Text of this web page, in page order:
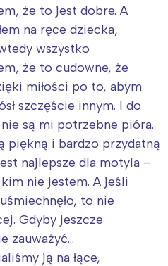
że to jest dobre. A
na ręce dziecka,
wszystko
że to cudowne, że
miłości po to, abym
szczęście innym. I do
są mi potrzebne pióra.
piękną i bardzo przydatną
najlepsze dla motyla –
nie jestem. A jeśli
to nie
Gdyby jeszcze
zauważyć…
ją na łące,